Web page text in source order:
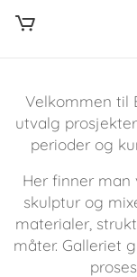
Velkommen til
utvalg
perioder og
Her finner man
skulptur og
materialer,
måter. Galleriet